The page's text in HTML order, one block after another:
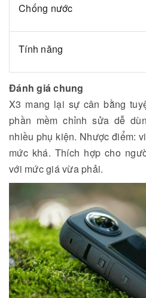
Chống nước
Tính năng
Đánh giá chung
X3 mang lại sự cân bằng
phần mềm chỉnh sửa dễ
nhiều phụ kiện. Nhược điểm:
mức khá. Thích hợp cho
với mức giá vừa phải.